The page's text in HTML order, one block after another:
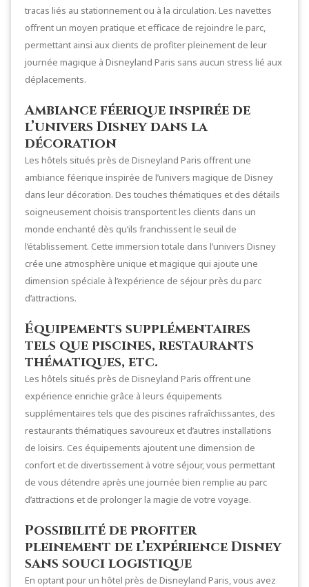
tracas liés au stationnement ou à la circulation. Les navettes
offrent un moyen pratique et efficace de rejoindre le parc,
permettant ainsi aux clients de profiter pleinement de leur
journée magique à Disneyland Paris sans aucun stress lié aux
déplacements.
Ambiance féerique inspirée de
l’univers Disney dans la
décoration
Les hôtels situés près de Disneyland Paris offrent une
ambiance féerique inspirée de l’univers magique de Disney
dans leur décoration. Des touches thématiques et des détails
soigneusement choisis transportent les clients dans un
monde enchanté dès qu’ils franchissent le seuil de
l’établissement. Cette immersion totale dans l’univers Disney
crée une atmosphère unique et magique qui ajoute une
dimension spéciale à l’expérience de séjour près du parc
d’attractions.
Équipements supplémentaires
tels que piscines, restaurants
thématiques, etc.
Les hôtels situés près de Disneyland Paris offrent une
expérience enrichie grâce à leurs équipements
supplémentaires tels que des piscines rafraîchissantes, des
restaurants thématiques savoureux et d’autres installations
de loisirs. Ces équipements ajoutent une dimension de
confort et de divertissement à votre séjour, vous permettant
de vous détendre après une journée bien remplie au parc
d’attractions et de prolonger la magie de votre voyage.
Possibilité de profiter
pleinement de l’expérience Disney
sans souci logistique
En optant pour un hôtel près de Disneyland Paris, vous avez